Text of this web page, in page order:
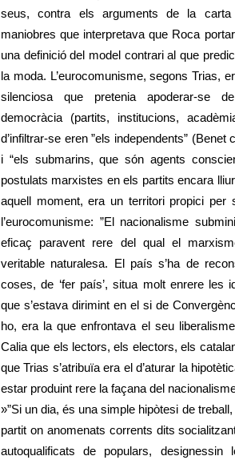
seus, contra els arguments de la
maniobres que interpretava que Roca
una definició del model contrari al que
la moda. L’eurocomunisme, segons Trias,
silenciosa que pretenia apoderar-se
democràcia (partits, institucions,
d’infiltrar-se eren ”els independents” (Benet
i “els submarins, que són agents
postulats marxistes en els partits encara
aquell moment, era un territori propici
l’eurocomunisme: ”El nacionalisme
eficaç paravent rere del qual el
veritable naturalesa. El país s’ha de
coses, de ‘fer país’, situa molt enrere les
que s’estava dirimint en el si de
ho, era la que enfrontava el seu
Calia que els lectors, els electors, els
que Trias s’atribuïa era el d’aturar la
estar produint rere la façana del
»”Si un dia, és una simple hipòtesi de
partit on anomenats corrents dits
autoqualificats de populars, designessin